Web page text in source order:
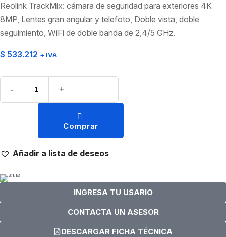
Reolink TrackMix: cámara de seguridad para exteriores 4K
8MP, Lentes gran angular y telefoto, Doble vista, doble
seguimiento, WiFi de doble banda de 2,4/5 GHz.
$ 533.212 + IVA
- +
Comprar
Añadir a lista de deseos
INGRESA TU USARIO
CONTACTA UN ASESOR
DESCARGAR FICHA TÉCNICA